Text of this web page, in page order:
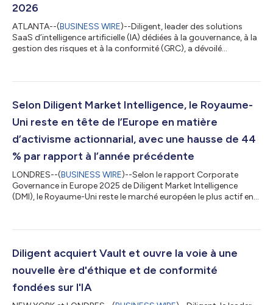
2026
ATLANTA--(BUSINESS WIRE)--Diligent, leader des solutions
SaaS d’intelligence artificielle (IA) dédiées à la gouvernance, à la
gestion des risques et à la conformité (GRC), a dévoilé
administrateurs — ainsi qu’un réseau coordonné d’agents
centre de pilotage unique, ces agents automatisent des
workflows complexes en p...
Selon Diligent Market Intelligence, le Royaume-
Uni reste en tête de l’Europe en matière
d’activisme actionnarial, avec une hausse de 44
% par rapport à l’année précédente
LONDRES--(BUSINESS WIRE)--Selon le rapport Corporate
Governance in Europe 2025 de Diligent Market Intelligence
(DMI), le Royaume-Uni reste le marché européen le plus actif en
septembre 2024 et août 2025, 52 entreprises britanniques ont
la période précédente (2023-2024), ce qui témoigne d’un
engagement accru...
Diligent acquiert Vault et ouvre la voie à une
nouvelle ère d'éthique et de conformité
fondées sur l'IA